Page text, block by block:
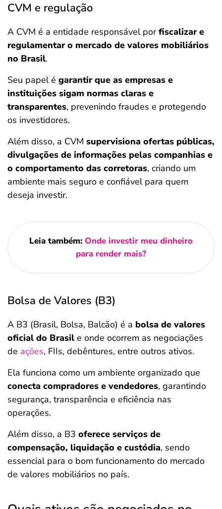
CVM e regulação
A CVM é a entidade responsável porfiscalizar e
regulamentar o mercado de valores mobiliários
no Brasil.
Seu papel é garantir que as empresas e
instituições sigam normas claras e
transparentes, prevenindo fraudes e protegendo
os investidores.
Além disso, a CVM supervisiona ofertas públicas,
divulgações de informações pelas companhias e
o comportamento das corretoras, criando um
ambiente mais seguro e confiável para quem
deseja investir.
Leia também: Onde investir meu dinheiro
para render mais?
Bolsa de Valores (B3)
A B3 (Brasil, Bolsa, Balcão) é a bolsa de valores
oficial do Brasil e onde ocorrem as negociações
de ações, FIIs, debêntures, entre outros ativos.
Ela funciona como um ambiente organizado que
conecta compradores e vendedores, garantindo
segurança, transparência e eficiência nas
operações.
Além disso, a B3 oferece serviços de
compensação, liquidação e custódia, sendo
essencial para o bom funcionamento do mercado
de valores mobiliários no país.